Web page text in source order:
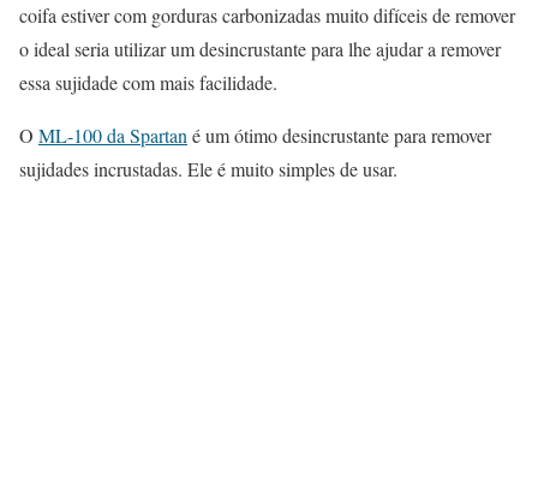
coifa estiver com gorduras carbonizadas muito difíceis de remover
o ideal seria utilizar um desincrustante para lhe ajudar a remover
essa sujidade com mais facilidade.
O ML-100 da Spartan é um ótimo desincrustante para remover
sujidades incrustadas. Ele é muito simples de usar.